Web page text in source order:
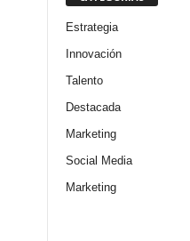
Estrategia
Innovación
Talento
Destacada
Marketing
Social Media
Marketing